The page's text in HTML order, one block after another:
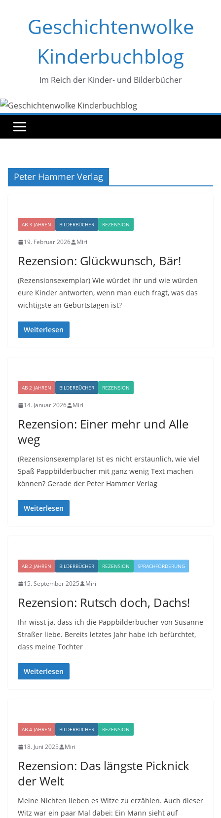
springenGeschichtenwolke
Kinderbuchblog
Im Reich der Kinder- und Bilderbücher
Peter Hammer Verlag
AB 3 JAHREN BILDERBÜCHER REZENSION
19. Februar 2026 Miri
Rezension: Glückwunsch, Bär!
(Rezensionsexemplar) Wie würdet ihr und wie würden
eure Kinder antworten, wenn man euch fragt, was das
wichtigste an Geburtstagen ist?
Weiterlesen
AB 2 JAHREN BILDERBÜCHER REZENSION
14. Januar 2026 Miri
Rezension: Einer mehr und Alle
weg
(Rezensionsexemplare) Ist es nicht erstaunlich, wie viel
Spaß Pappbilderbücher mit ganz wenig Text machen
können? Gerade der Peter Hammer Verlag
Weiterlesen
AB 2 JAHREN BILDERBÜCHER REZENSION SPRACHFÖRDERUNG
15. September 2025 Miri
Rezension: Rutsch doch, Dachs!
Ihr wisst ja, dass ich die Pappbilderbücher von Susanne
Straßer liebe. Bereits letztes Jahr habe ich befürchtet,
dass meine Tochter
Weiterlesen
AB 4 JAHREN BILDERBÜCHER REZENSION
18. Juni 2025 Miri
Rezension: Das längste Picknick
der Welt
Meine Nichten lieben es Witze zu erzählen. Auch dieser
Witz war ein paar Mal dabei: Ein Mann sieht auf